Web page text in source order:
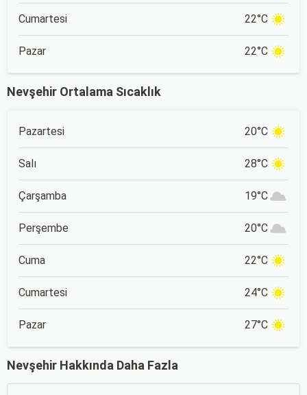
Cumartesi 22°C
Pazar 22°C
Nevşehir Ortalama Sıcaklık
Pazartesi 20°C
Salı 28°C
Çarşamba 19°C
Perşembe 20°C
Cuma 22°C
Cumartesi 24°C
Pazar 27°C
Nevşehir Hakkında Daha Fazla